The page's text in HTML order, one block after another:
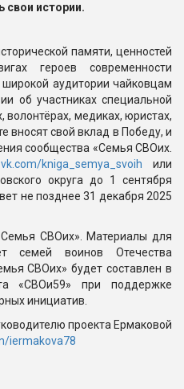
свои истории.
памяти, ценностей
героев современности
аудитории чайковцам
об участниках специальной
волонтёрах, медиках, юристах,
вносят свой вклад в Победу, и
сообщества «Семья СВОих.
vk.com/kniga_semya_svoih или
округа до 1 сентября
не позднее 31 декабря 2025
СВОих». Материалы для
семей воинов Отечества
СВОих» будет составлен в
«СВОи59» при поддержке
инициатив.
проекта Ермаковой
iermakova78